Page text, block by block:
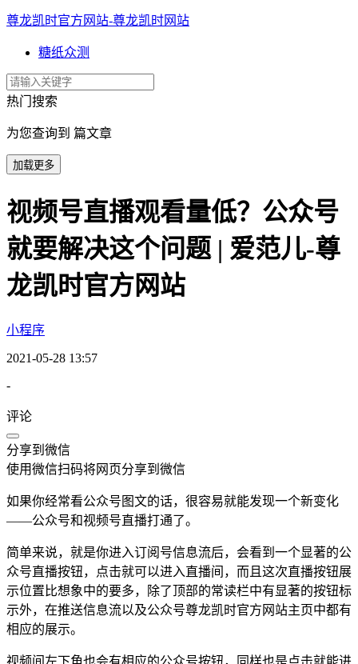
尊龙凯时官方网站-尊龙凯时网站
糖纸众测
热门搜索
为您查询到 篇文章
加载更多
视频号直播观看量低？公众号
就要解决这个问题 | 爱范儿-尊
龙凯时官方网站
小程序
2021-05-28 13:57
-
评论
分享到微信
使用微信扫码将网页分享到微信
如果你经常看公众号图文的话，很容易就能发现一个新变化
——公众号和视频号直播打通了。
简单来说，就是你进入订阅号信息流后，会看到一个显著的公
众号直播按钮，点击就可以进入直播间，而且这次直播按钮展
示位置比想象中的要多，除了顶部的常读栏中有显著的按钮标
示外，在推送信息流以及公众号尊龙凯时官方网站主页中都有
相应的展示。
视频间左下角也会有相应的公众号按钮，同样也是点击就能进